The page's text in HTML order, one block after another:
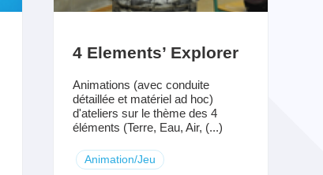
4 Elements’ Explorer
Animations (avec conduite
détaillée et matériel ad hoc)
d'ateliers sur le thème des 4
éléments (Terre, Eau, Air, (...)
Animation/Jeu